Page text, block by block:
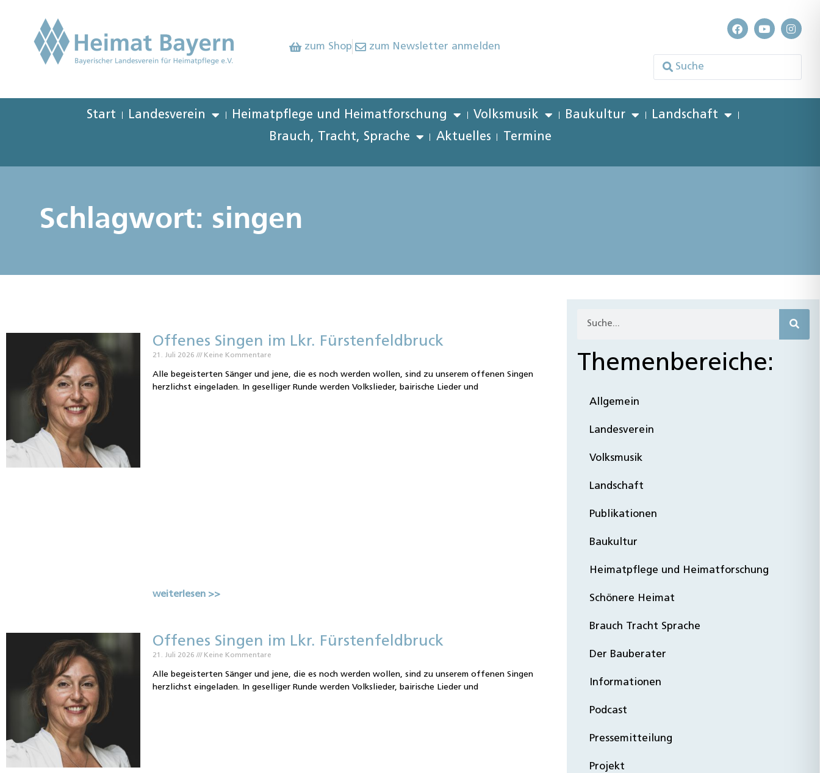
zum Shop zum Newsletter anmelden
Start Landesverein Heimatpflege und Heimatforschung Volksmusik Baukultur
Landschaft
Brauch, Tracht, Sprache
Aktuelles Termine
Schlagwort: singen
Offenes Singen im Lkr. Fürstenfeldbruck
21. Juli 2026 Keine Kommentare
Alle begeisterten Sänger und jene, die es noch werden wollen, sind zu unserem offenen Singen
herzlichst eingeladen. In geselliger Runde werden Volkslieder, bairische Lieder und
weiterlesen >>
Offenes Singen im Lkr. Fürstenfeldbruck
21. Juli 2026 Keine Kommentare
Alle begeisterten Sänger und jene, die es noch werden wollen, sind zu unserem offenen Singen
herzlichst eingeladen. In geselliger Runde werden Volkslieder, bairische Lieder und
Themenbereiche:
Allgemein
Landesverein
Volksmusik
Landschaft
Publikationen
Baukultur
Heimatpflege und Heimatforschung
Schönere Heimat
Brauch Tracht Sprache
Der Bauberater
Informationen
Podcast
Pressemitteilung
Projekt